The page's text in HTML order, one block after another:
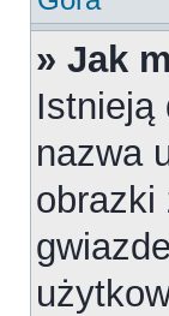
» Jak
Istnieją
nazwa
obrazki